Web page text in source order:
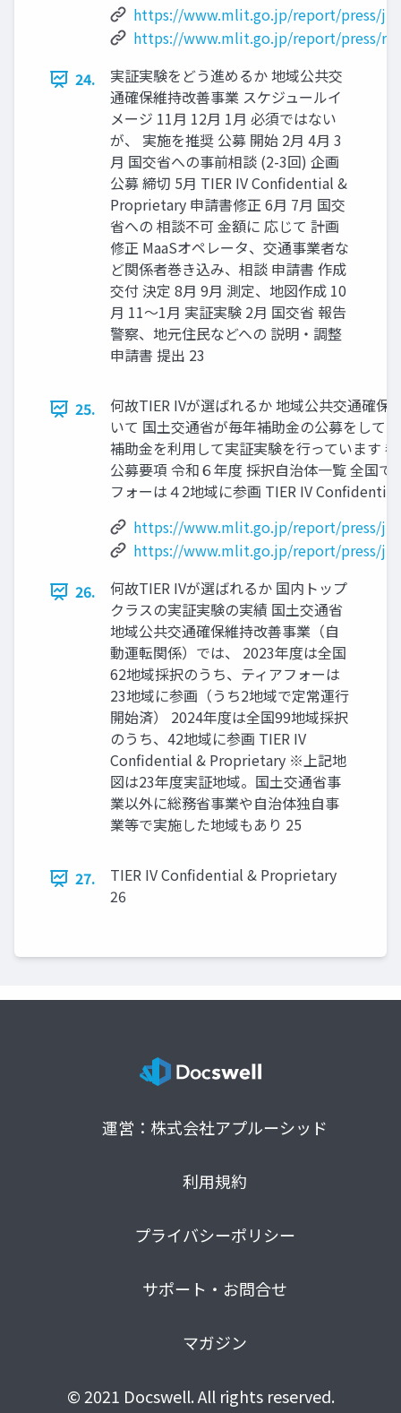
https://www.mlit.go.jp/report/press/
https://www.mlit.go.jp/report/press/
24.
実証実験をどう進めるか 地域公共交
通確保維持改善事業 スケジュールイ
メージ 11月 12月 1月 必須ではない
が、 実施を推奨 公募 開始 2月 4月 3
月 国交省への事前相談 (2-3回) 企画
公募 締切 5月 TIER IV Confidential &
Proprietary 申請書修正 6月 7月 国交
省への 相談不可 金額に 応じて 計画
修正 MaaSオペレータ、交通事業者な
ど関係者巻き込み、相談 申請書 作成
交付 決定 8月 9月 測定、地図作成 10
月 11～1月 実証実験 2月 国交省 報告
警察、地元住民などへの 説明・調整
申請書 提出 23
25.
何故TIER IVが選ばれるか 地域公共交通確保
いて 国土交通省が毎年補助金の公募をして
補助金を利用して実証実験を行っています
公募要項 令和６年度 採択自治体一覧 全国で
フォーは４2地域に参画 TIER IV
https://www.mlit.go.jp/report/press/
https://www.mlit.go.jp/report/press/
26.
何故TIER IVが選ばれるか 国内トップ
クラスの実証実験の実績 国土交通省
地域公共交通確保維持改善事業（自
動運転関係）では、 2023年度は全国
62地域採択のうち、ティアフォーは
23地域に参画（うち2地域で定常運行
開始済） 2024年度は全国99地域採択
のうち、42地域に参画 TIER IV
Confidential & Proprietary ※上記地
図は23年度実証地域。国土交通省事
業以外に総務省事業や自治体独自事
業等で実施した地域もあり 25
27.
TIER IV Confidential & Proprietary
26
運営：株式会社アプルーシッド
利用規約
プライバシーポリシー
サポート・お問合せ
マガジン
© 2021 Docswell. All rights reserved.